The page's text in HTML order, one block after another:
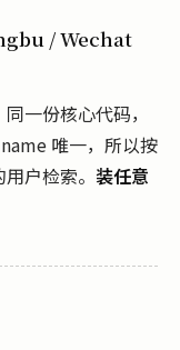
/ Wechat
同一份核心代码，
唯一，所以按
户检索。 装任意